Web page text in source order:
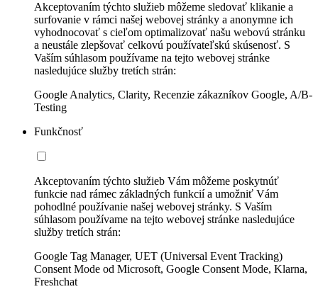
Akceptovaním týchto služieb môžeme sledovať klikanie a
surfovanie v rámci našej webovej stránky a anonymne ich
vyhodnocovať s cieľom optimalizovať našu webovú stránku
a neustále zlepšovať celkovú používateľskú skúsenosť. S
Vaším súhlasom používame na tejto webovej stránke
nasledujúce služby tretích strán:
Google Analytics, Clarity, Recenzie zákazníkov Google, A/B-
Testing
Funkčnosť
Akceptovaním týchto služieb Vám môžeme poskytnúť
funkcie nad rámec základných funkcií a umožniť Vám
pohodlné používanie našej webovej stránky. S Vaším
súhlasom používame na tejto webovej stránke nasledujúce
služby tretích strán:
Google Tag Manager, UET (Universal Event Tracking)
Consent Mode od Microsoft, Google Consent Mode, Klarna,
Freshchat